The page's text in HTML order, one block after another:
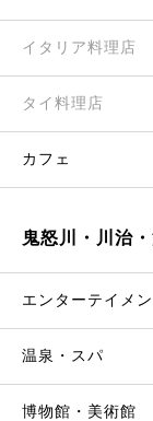
イタリア料理店
タイ料理店
カフェ
鬼怒川・川治
エンターテイメン
温泉・スパ
博物館・美術館